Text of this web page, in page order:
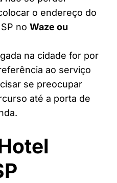
o endereço do
no Waze ou
na cidade for por
ao serviço
se preocupar
até a porta de